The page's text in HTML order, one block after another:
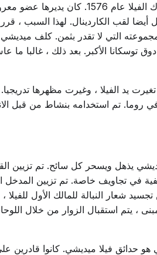
بدأت عائلة ميديشي في امتلاك
أيضا لقب الكاردينال. لهذا السبب ،
دوق توسكانا الأكبر. بعد ذلك ، غالبا
في روما. تم استخدامه بنشاط من قبل
يذهل ويسحر كل سائح. تم تزيين
في تجاويف خاصة. تم تزيين
شعار النبالة للمالك الأول
، يتم استقبال الزوار من خلال